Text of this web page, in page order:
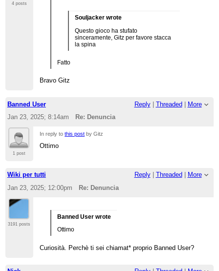
4 posts
Souljacker wrote
Questo gioco ha stufato
sinceramente, Gitz per favore stacca
la spina
Fatto
Bravo Gitz
Banned User Reply| Threaded | More
Jan 23, 2025; 8:14am
Re: Denuncia
1 post
In reply tothis post by Gitz
Ottimo
Wiki per tutti Reply| Threaded
More
Jan 23, 2025; 12:00pm
Re: Denuncia
3191 posts
Banned User wrote
Ottimo
Curiosità. Perchè ti sei chiamat* proprio Banned User?